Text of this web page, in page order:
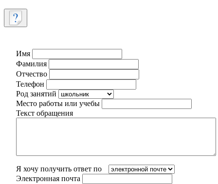
Имя
Фамилия
Отчество
Телефон
Род занятий
Место работы или учебы
Текст обращения
Я хочу получить ответ по
Электронная почта